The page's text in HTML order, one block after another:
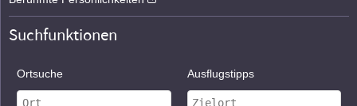
Suchfunktionen
Ortsuche Ausflugstipps